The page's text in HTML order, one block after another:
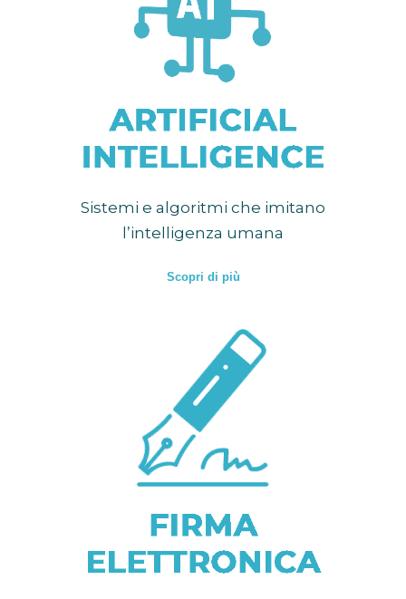
Sistemi e algoritmi che imitano
l’intelligenza umana
Scopri di più